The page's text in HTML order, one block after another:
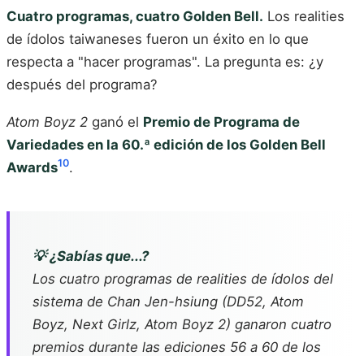
Cuatro programas, cuatro Golden Bell. Los realities
de ídolos taiwaneses fueron un éxito en lo que
respecta a "hacer programas". La pregunta es: ¿y
después del programa?
Atom Boyz 2 ganó el Premio de Programa de
Variedades en la 60.ª edición de los Golden Bell
Awards10.
💡 ¿Sabías que...?
Los cuatro programas de realities de ídolos del
sistema de Chan Jen-hsiung (DD52, Atom
Boyz, Next Girlz, Atom Boyz 2) ganaron cuatro
premios durante las ediciones 56 a 60 de los